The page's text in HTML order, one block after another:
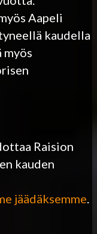
Aapeli
kaudella
myös
Raision
kauden
jäädäksemme.